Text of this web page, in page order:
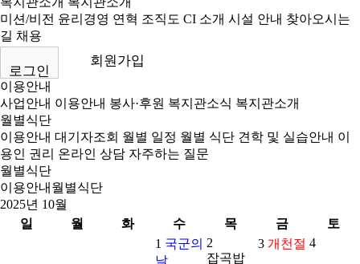
미션/비전 윤리경영 연혁 조직도 CI 소개 시설 안내 찾아오시는
길 채용
로그인
회원가입
이용안내
사업안내 이용안내 봉사·후원 복지관소식 복지관소개
월별식단
이용안내 대기자조회 월별 일정 월별 식단 견학 및 실습안내 이
용인 권리 온라인 상담 자주하는 질문
월별식단
이용안내 월별식단
2025년 10월
일
월 화 수 목 금
토
1 국군의
날
2
잡곡밥
3 개천절 4